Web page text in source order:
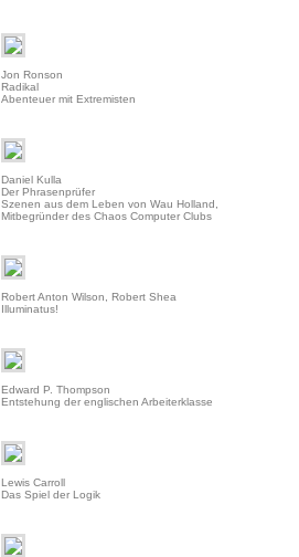
Jon Ronson
Radikal
Abenteuer mit Extremisten
Daniel Kulla
Der Phrasenprüfer
Szenen aus dem Leben von Wau Holland,
Mitbegründer des Chaos Computer Clubs
Robert Anton Wilson, Robert Shea
Illuminatus!
Edward P. Thompson
Entstehung der englischen Arbeiterklasse
Lewis Carroll
Das Spiel der Logik